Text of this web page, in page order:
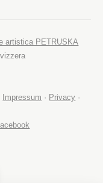
artistica PETRUSKA
Impressum · Privacy ·